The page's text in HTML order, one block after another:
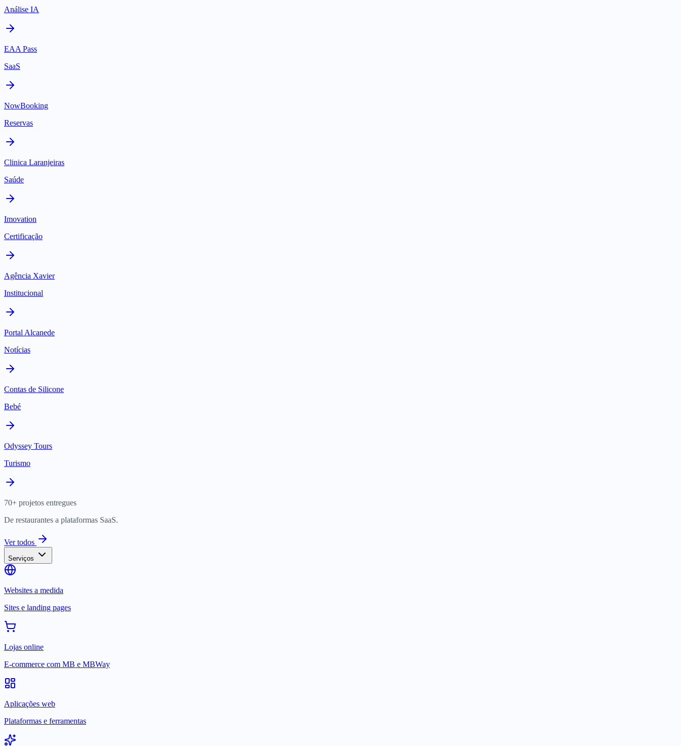
Análise IA
EAA Pass
SaaS
NowBooking
Reservas
Clinica Laranjeiras
Saúde
Imovation
Certificação
Agência Xavier
Institucional
Portal Alcanede
Notícias
Contas de Silicone
Bebé
Odyssey Tours
Turismo
70+ projetos entregues
De restaurantes a plataformas SaaS.
Ver todos
Serviços
Websites a medida
Sites e landing pages
Lojas online
E-commerce com MB e MBWay
Aplicações web
Plataformas e ferramentas